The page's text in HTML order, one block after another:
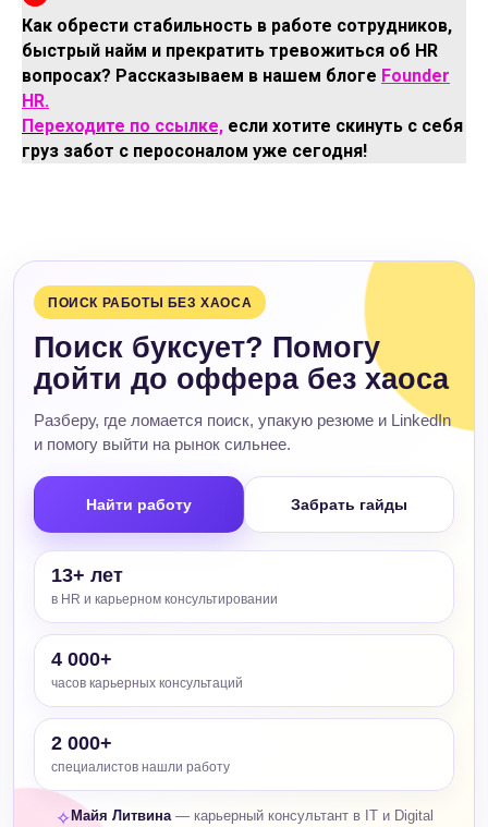
Как обрести стабильность в работе сотрудников,
быстрый найм и прекратить тревожиться об HR
вопросах? Рассказываем в нашем блоге Founder
HR.
Переходите по ссылке, если хотите скинуть с себя
груз забот с перосоналом уже сегодня!
ПОИСК РАБОТЫ БЕЗ ХАОСА
Поиск буксует? Помогу
дойти до оффера без хаоса
Разберу, где ломается поиск, упакую резюме и LinkedIn
и помогу выйти на рынок сильнее.
Найти работу Забрать гайды
13+ лет
в HR и карьерном консультировании
4 000+
часов карьерных консультаций
2 000+
специалистов нашли работу
✧ Майя Литвина— карьерный консультант в IT и Digital